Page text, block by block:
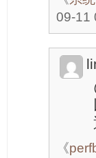
09-11
《